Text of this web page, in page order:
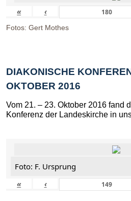
« ‹
Fotos: Gert Mothes
DIAKONISCHE
OKTOBER 2016
Vom 21. – 23. Oktober 2016 fand
Konferenz der Landeskirche in
Foto: F. Ursprung
«
‹